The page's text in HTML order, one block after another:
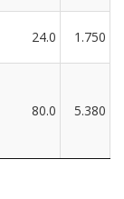
24.0 1.750
80.0 5.380